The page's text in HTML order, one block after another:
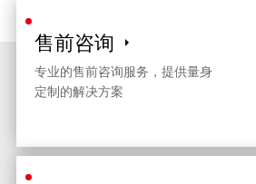
售前咨询
专业的售前咨询服务，提供量身
定制的解决方案